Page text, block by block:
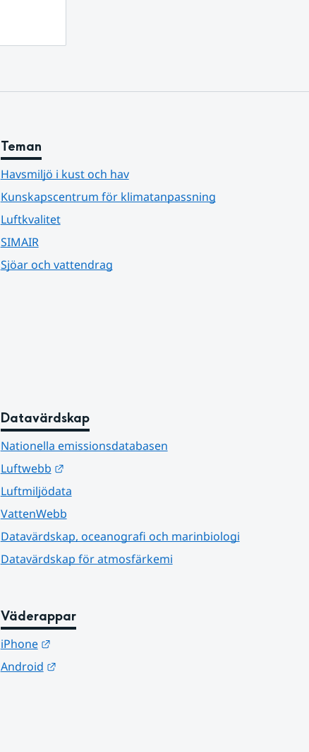
Teman
Havsmiljö i kust och hav
Kunskapscentrum för klimatanpassning
Luftkvalitet
SIMAIR
Sjöar och vattendrag
Datavärdskap
Nationella emissionsdatabasen
Luftwebb
Länk till annan webbplats.
Luftmiljödata
VattenWebb
Datavärdskap, oceanografi och marinbiologi
Datavärdskap för atmosfärkemi
Väderappar
iPhone
Länk till annan webbplats.
Android
Länk till annan webbplats.